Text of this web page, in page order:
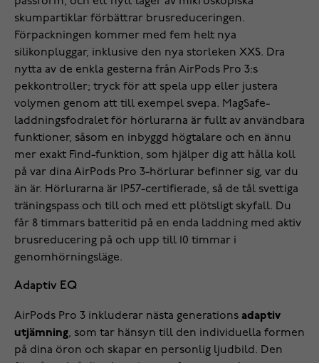
skumpartiklar förbättrar brusreduceringen.
Förpackningen kommer med fem helt nya
silikonpluggar, inklusive den nya storleken XXS. Dra
nytta av de enkla gesterna från AirPods Pro 3:s
pekkontroller; tryck för att spela upp eller justera
volymen genom att till exempel svepa. MagSafe-
laddningsfodralet för hörlurarna är fullt av användbara
funktioner, såsom en inbyggd högtalare och en ännu
mer exakt Find-funktion, som hjälper dig att hålla koll
på var dina AirPods Pro 3-hörlurar befinner sig, var du
än är. Hörlurarna är IP57-certifierade, så de tål svettiga
träningspass och till och med ett plötsligt skyfall. Du
får 8 timmars batteritid på en enda laddning med aktiv
brusreducering på och upp till 10 timmar i
genomhörningsläge.
Adaptiv EQ
AirPods Pro 3 inkluderar nästa generations adaptiv
utjämning, som tar hänsyn till den individuella formen
på dina öron och skapar en personlig ljudbild. Den